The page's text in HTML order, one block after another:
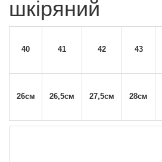
шкіряний
40 41 42 43
26см 26,5см 27,5см 28см